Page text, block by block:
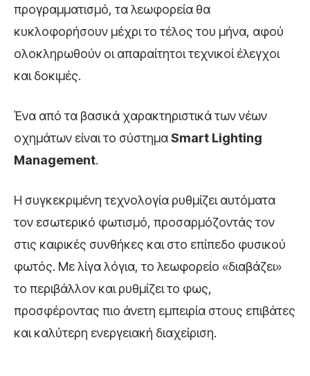
προγραμματισμό, τα λεωφορεία θα
κυκλοφορήσουν μέχρι το τέλος του μήνα, αφού
ολοκληρωθούν οι απαραίτητοι τεχνικοί έλεγχοι
και δοκιμές.
Ένα από τα βασικά χαρακτηριστικά των νέων
οχημάτων είναι το σύστημαSmart Lighting
Management.
Η συγκεκριμένη τεχνολογία ρυθμίζει αυτόματα
τον εσωτερικό φωτισμό, προσαρμόζοντάς τον
στις καιρικές συνθήκες και στο επίπεδο φυσικού
φωτός. Με λίγα λόγια, το λεωφορείο «διαβάζει»
το περιβάλλον και ρυθμίζει το φως,
προσφέροντας πιο άνετη εμπειρία στους επιβάτες
και καλύτερη ενεργειακή διαχείριση.